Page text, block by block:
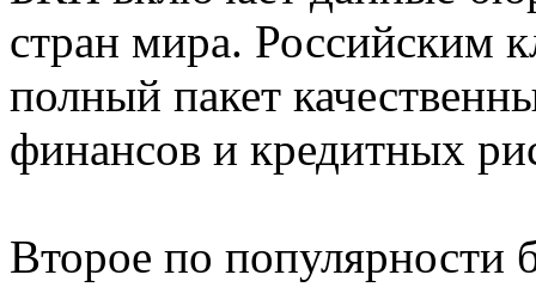
стран мира. Российским
полный пакет
финансов и кредитных
Второе по популярности